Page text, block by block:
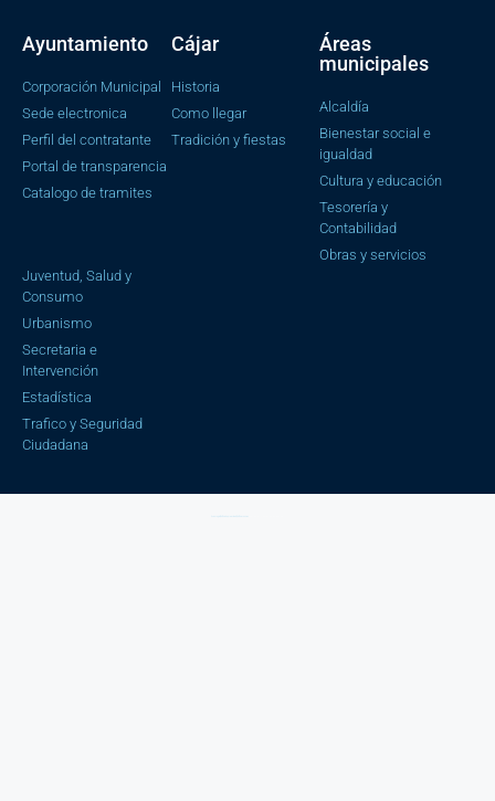
Ayuntamiento
Corporación Municipal
Sede electronica
Perfil del contratante
Portal de transparencia
Catalogo de tramites
Cájar
Historia
Como llegar
Tradición y fiestas
Áreas
municipales
Alcaldía
Bienestar social e
igualdad
Cultura y educación
Tesorería y
Contabilidad
Obras y servicios
Juventud, Salud y
Consumo
Urbanismo
Secretaria e
Intervención
Estadística
Trafico y Seguridad
Ciudadana